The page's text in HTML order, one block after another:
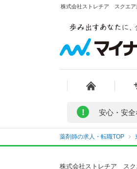
株式会社ストレチア スクエア
! 安心・安全
薬剤師の求人・転職TOP
株式会社ストレチア スク